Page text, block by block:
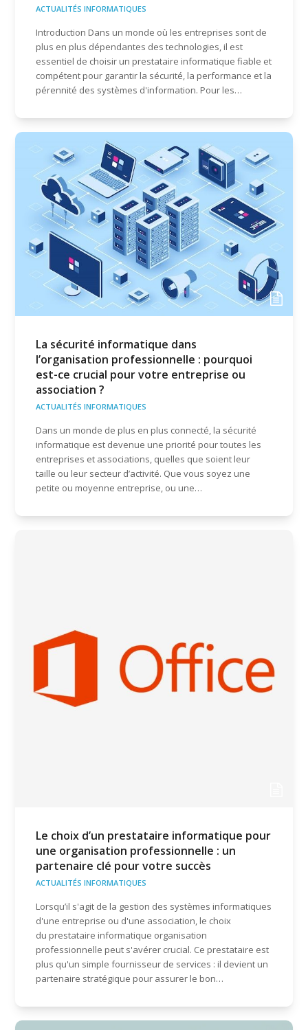
ACTUALITÉS INFORMATIQUES
Introduction Dans un monde où les entreprises sont de
plus en plus dépendantes des technologies, il est
essentiel de choisir un prestataire informatique fiable et
compétent pour garantir la sécurité, la performance et la
pérennité des systèmes d'information. Pour les…
La sécurité informatique dans
l’organisation professionnelle : pourquoi
est-ce crucial pour votre entreprise ou
association ?
ACTUALITÉS INFORMATIQUES
Dans un monde de plus en plus connecté, la sécurité
informatique est devenue une priorité pour toutes les
entreprises et associations, quelles que soient leur
taille ou leur secteur d’activité. Que vous soyez une
petite ou moyenne entreprise, ou une…
Le choix d’un prestataire informatique pour
une organisation professionnelle : un
partenaire clé pour votre succès
ACTUALITÉS INFORMATIQUES
Lorsqu’il s'agit de la gestion des systèmes informatiques
d'une entreprise ou d'une association, le choix
du prestataire informatique organisation
professionnelle peut s'avérer crucial. Ce prestataire est
plus qu'un simple fournisseur de services : il devient un
partenaire stratégique pour assurer le bon…